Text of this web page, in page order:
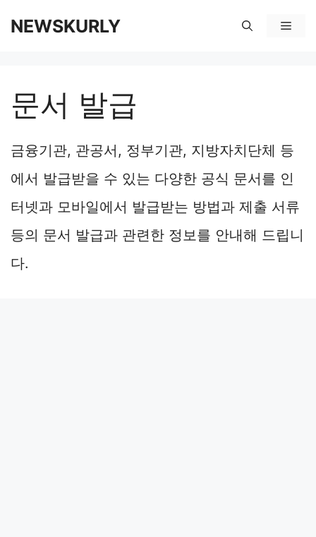
너
뛰
기
NEWSKURLY
메
문서 발급
금융기관, 관공서, 정부기관, 지방자치단체 등
에서 발급받을 수 있는 다양한 공식 문서를 인
터넷과 모바일에서 발급받는 방법과 제출 서류
등의 문서 발급과 관련한 정보를 안내해 드립니
다.